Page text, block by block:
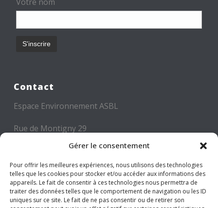
Gérer le consentement
Pour offrir les meilleures expériences, nous utilisons des technologies
telles que les cookies pour stocker et/ou accéder aux informations des
appareils. Le fait de consentir à ces technologies nous permettra de
traiter des données telles que le comportement de navigation ou les ID
uniques sur ce site. Le fait de ne pas consentir ou de retirer son
Contact
Espace Environnement ASBL
Rue de Montigny 29
6000 CHARLEROI
Tél: +32 71 300 300
Mail: info@espace-environnement.be
TVA BE 0416.116.340